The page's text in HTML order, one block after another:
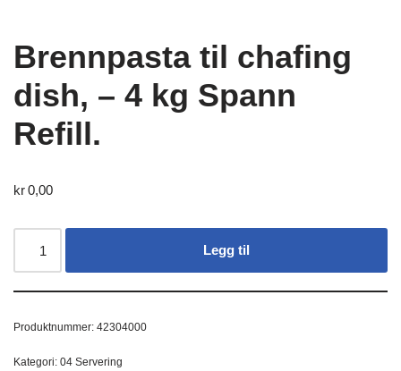
Brennpasta til chafing
dish, – 4 kg Spann
Refill.
kr0,00
Legg til
Produktnummer: 42304000
Kategori: 04 Servering